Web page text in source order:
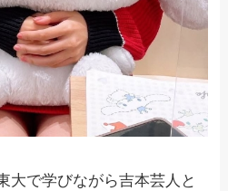
大で学びながら吉本芸人と